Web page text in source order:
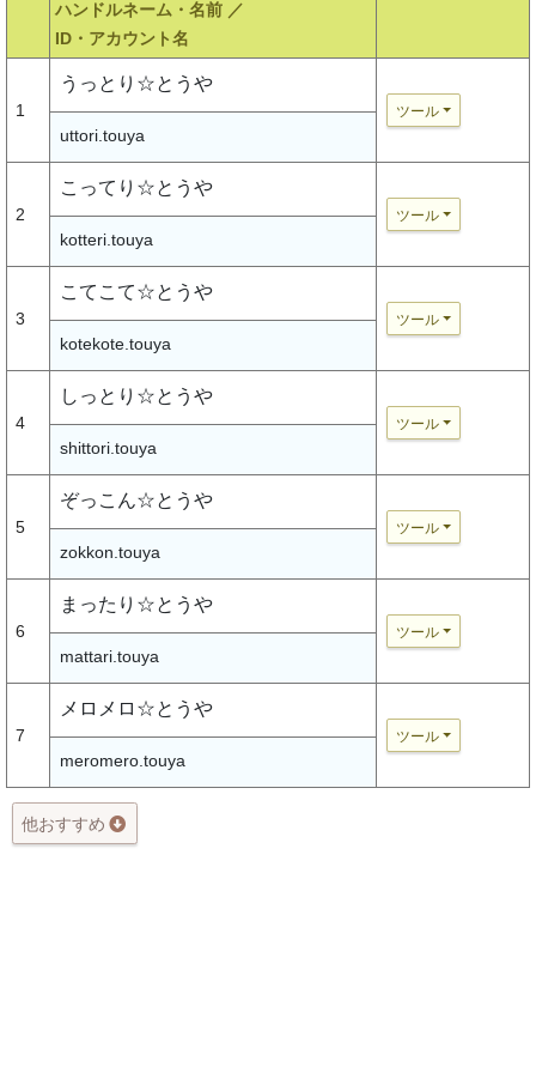
ハンドルネーム・名前 ／
ID・アカウント名
1
うっとり☆とうや
ツール
uttori.touya
2
こってり☆とうや
ツール
kotteri.touya
3
こてこて☆とうや
ツール
kotekote.touya
4
しっとり☆とうや
ツール
shittori.touya
5
ぞっこん☆とうや
ツール
zokkon.touya
6
まったり☆とうや
ツール
mattari.touya
7
メロメロ☆とうや
ツール
meromero.touya
他おすすめ